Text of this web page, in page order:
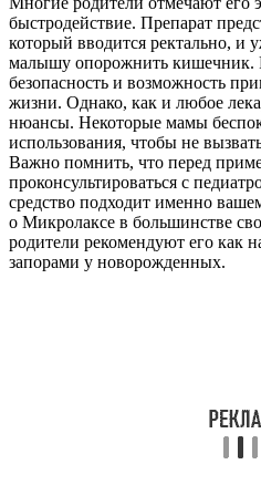
быстродействие. Препарат
который вводится ректально, и
малышу опорожнить кишечник.
безопасность и возможность
жизни. Однако, как и любое
нюансы. Некоторые мамы
использования, чтобы не
Важно помнить, что перед
проконсультироваться с
средство подходит именно
о Микролаксе в большинстве
родители рекомендуют его как
запорами у новорожденных.